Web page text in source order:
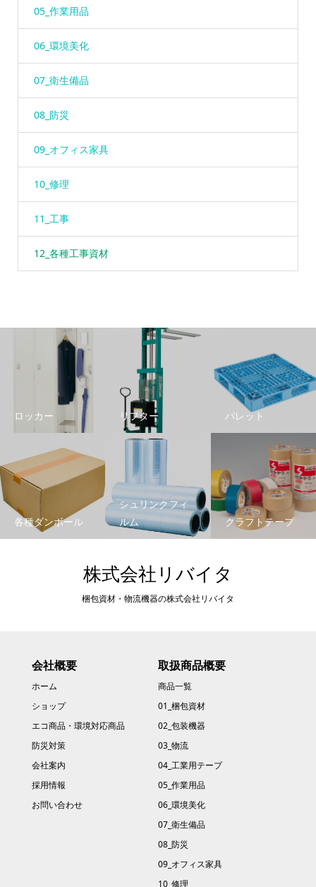
05_作業用品
06_環境美化
07_衛生備品
08_防災
09_オフィス家具
10_修理
11_工事
12_各種工事資材
ロッカー リフター パレット
各種ダンボール
シュリンクフィ
ルム
クラフトテープ
株式会社リバイタ
梱包資材・物流機器の株式会社リバイタ
会社概要
ホーム
ショップ
エコ商品・環境対応商品
防災対策
会社案内
採用情報
お問い合わせ
取扱商品概要
商品一覧
01_梱包資材
02_包装機器
03_物流
04_工業用テープ
05_作業用品
06_環境美化
07_衛生備品
08_防災
09_オフィス家具
10_修理